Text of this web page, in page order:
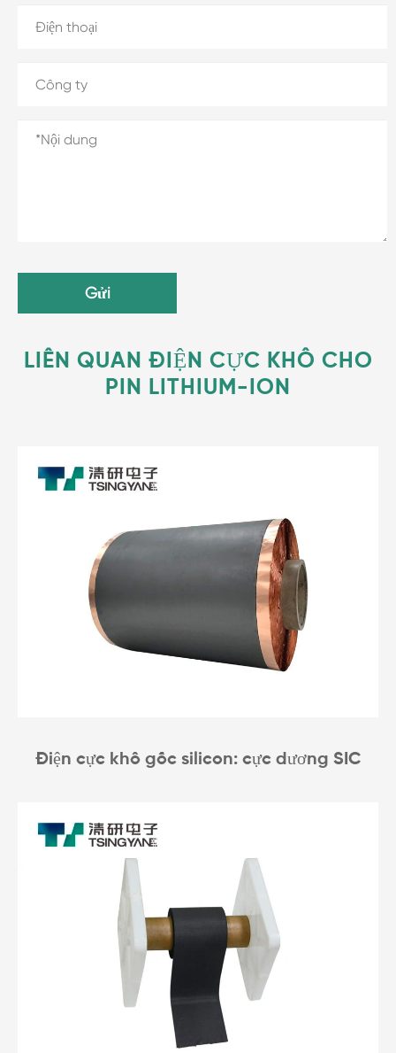
Gửi
LIÊN QUAN ĐIỆN CỰC KHÔ CHO
PIN LITHIUM-ION
Điện cực khô gốc silicon: cực dương SIC